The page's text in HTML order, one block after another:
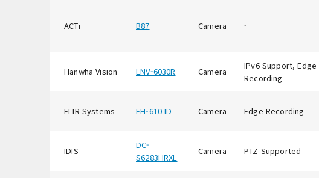
ACTi B87 Camera -
Hanwha Vision LNV-6030R Camera
IPv6 Support, Edge
Recording
FLIR Systems FH-610 ID Camera Edge Recording
IDIS
DC-
S6283HRXL
Camera PTZ Supported